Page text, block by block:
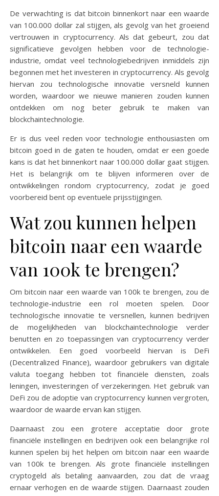
De verwachting is dat bitcoin binnenkort naar een waarde
van 100.000 dollar zal stijgen, als gevolg van het groeiend
vertrouwen in cryptocurrency. Als dat gebeurt, zou dat
significatieve gevolgen hebben voor de technologie-
industrie, omdat veel technologiebedrijven inmiddels zijn
begonnen met het investeren in cryptocurrency. Als gevolg
hiervan zou technologische innovatie versneld kunnen
worden, waardoor we nieuwe manieren zouden kunnen
ontdekken om nog beter gebruik te maken van
blockchaintechnologie.
Er is dus veel reden voor technologie enthousiasten om
bitcoin goed in de gaten te houden, omdat er een goede
kans is dat het binnenkort naar 100.000 dollar gaat stijgen.
Het is belangrijk om te blijven informeren over de
ontwikkelingen rondom cryptocurrency, zodat je goed
voorbereid bent op eventuele prijsstijgingen.
Wat zou kunnen helpen
bitcoin naar een waarde
van 100k te brengen?
Om bitcoin naar een waarde van 100k te brengen, zou de
technologie-industrie een rol moeten spelen. Door
technologische innovatie te versnellen, kunnen bedrijven
de mogelijkheden van blockchaintechnologie verder
benutten en zo toepassingen van cryptocurrency verder
ontwikkelen. Een goed voorbeeld hiervan is DeFi
(Decentralized Finance), waardoor gebruikers van digitale
valuta toegang hebben tot financiële diensten, zoals
leningen, investeringen of verzekeringen. Het gebruik van
DeFi zou de adoptie van cryptocurrency kunnen vergroten,
waardoor de waarde ervan kan stijgen.
Daarnaast zou een grotere acceptatie door grote
financiële instellingen en bedrijven ook een belangrijke rol
kunnen spelen bij het helpen om bitcoin naar een waarde
van 100k te brengen. Als grote financiële instellingen
cryptogeld als betaling aanvaarden, zou dat de vraag
ernaar verhogen en de waarde stijgen. Daarnaast zouden